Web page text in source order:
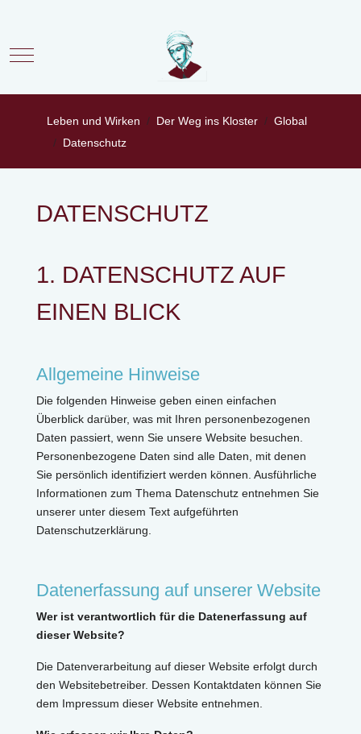
Mobile Menu Toggle
Leben und Wirken Der Weg ins Kloster
Global
Datenschutz
DATENSCHUTZ
1. DATENSCHUTZ AUF
EINEN BLICK
Allgemeine Hinweise
Die folgenden Hinweise geben einen einfachen
Überblick darüber, was mit Ihren personenbezogenen
Daten passiert, wenn Sie unsere Website besuchen.
Personenbezogene Daten sind alle Daten, mit denen
Sie persönlich identifiziert werden können. Ausführliche
Informationen zum Thema Datenschutz entnehmen Sie
unserer unter diesem Text aufgeführten
Datenschutzerklärung.
Datenerfassung auf unserer Website
Wer ist verantwortlich für die Datenerfassung auf
dieser Website?
Die Datenverarbeitung auf dieser Website erfolgt durch
den Websitebetreiber. Dessen Kontaktdaten können Sie
dem Impressum dieser Website entnehmen.